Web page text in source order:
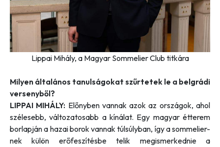
Lippai Mihály, a Magyar Sommelier Club titkára
Milyen általános tanulságokat szűrtetek le a belgrádi
versenyből?
LIPPAI MIHÁLY: Előnyben vannak azok az országok, ahol
szélesebb, változatosabb a kínálat. Egy magyar étterem
borlapján a hazai borok vannak túlsúlyban, így a sommelier-
nek külön erőfeszítésbe telik megismerkednie a